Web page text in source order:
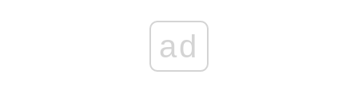
ad